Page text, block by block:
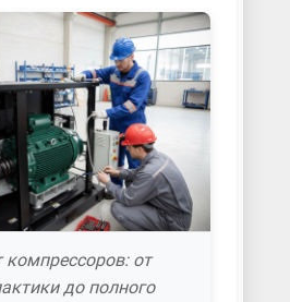
компрессоров: от
до полного